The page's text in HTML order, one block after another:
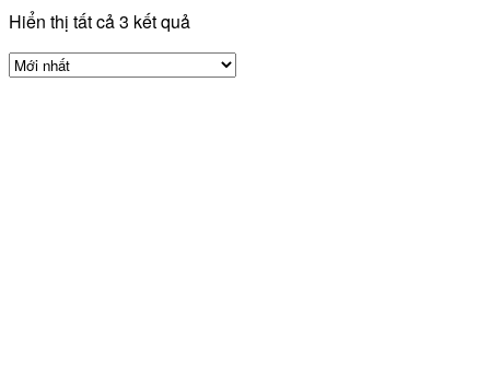
Hiển thị tất cả 3 kết quả